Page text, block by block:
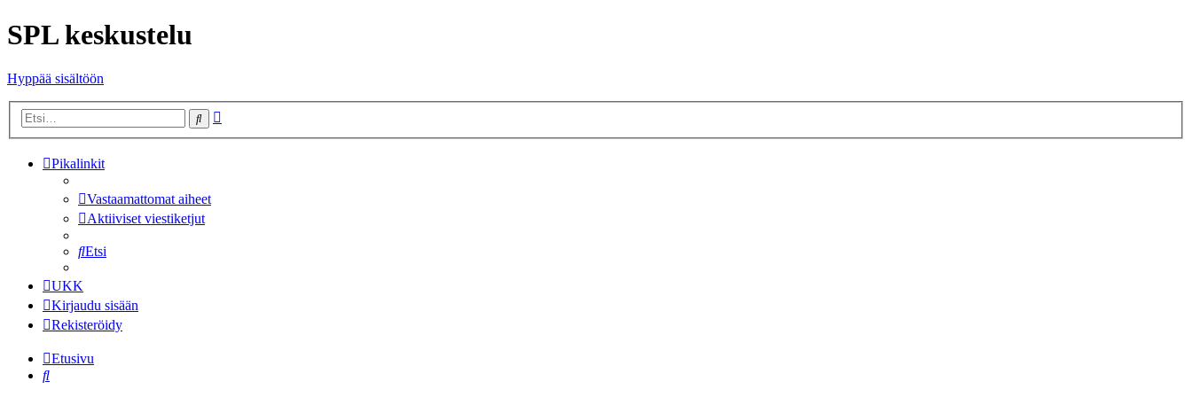
SPL keskustelu
Hyppää sisältöön
Etsi
Pikalinkit
Vastaamattomat aiheet
Aktiiviset viestiketjut
Etsi
UKK
Kirjaudu sisään
Rekisteröidy
Etusivu
Etsi